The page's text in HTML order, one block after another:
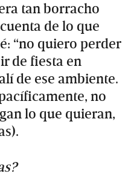
tan borracho
de lo que
“no quiero perder
de fiesta en
de ese ambiente.
no
lo que quieran,